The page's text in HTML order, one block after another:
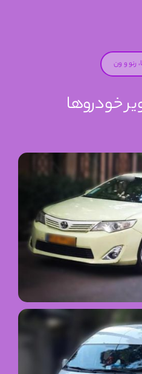
رنو و ون
خودروها